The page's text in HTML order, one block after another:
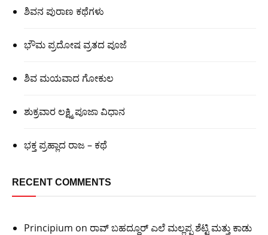
ಶಿವನ ಪುರಾಣ ಕಥೆಗಳು
ಭೌಮ ಪ್ರದೋಷ ವ್ರತದ ಪೂಜೆ
ಶಿವ ಮಯವಾದ ಗೋಕುಲ
ಶುಕ್ರವಾರ ಲಕ್ಷ್ಮಿ ಪೂಜಾ ವಿಧಾನ
ಭಕ್ತ ಪ್ರಹ್ಲಾದ ರಾಜ – ಕಥೆ
RECENT COMMENTS
Principium on ರಾವ್ ಬಹದ್ದೂರ್ ಎಲೆ ಮಲ್ಲಪ್ಪ ಶೆಟ್ಟಿ ಮತ್ತು ಕಾಡು